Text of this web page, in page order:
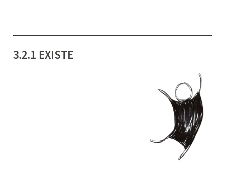
3.2.1 EXISTE